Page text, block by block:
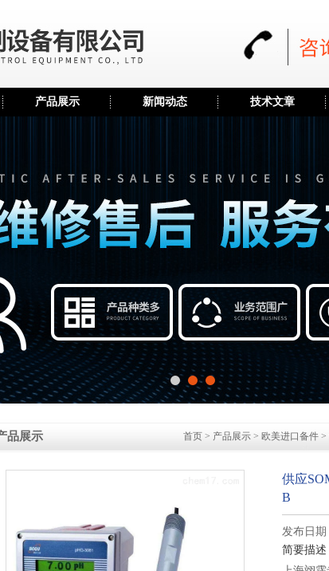
产品展示 新闻动态 技术文章
品展示 首页 > 产品展示 > 欧美进口备件 >
供应
B
发布日期
简要描述